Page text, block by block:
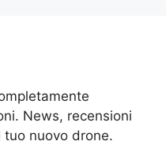
News, recensioni
nuovo drone.